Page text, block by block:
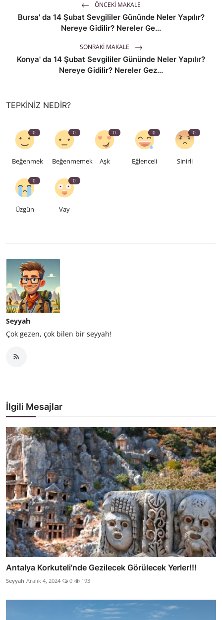
ÖNCEKI MAKALE
Bursa' da 14 Şubat Sevgililer Gününde Neler Yapılır?
Nereye Gidilir? Nereler Ge...
SONRAKI MAKALE
Konya' da 14 Şubat Sevgililer Gününde Neler Yapılır?
Nereye Gidilir? Nereler Gez...
TEPKINIZ NEDIR?
0
Beğenmek
0
Beğenmemek
0
Aşk
0
Eğlenceli
0
Sinirli
0
Üzgün
0
Vay
Seyyah
Çok gezen, çok bilen bir seyyah!
İlgili Mesajlar
Antalya Korkuteli'nde Gezilecek Görülecek Yerler!!!
Seyyah Aralık 4, 2024 0 193